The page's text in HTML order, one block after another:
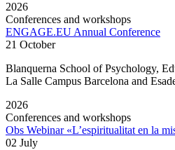
2026
Conferences and workshops
ENGAGE.EU Annual Conference
21 October
Blanquerna School of Psychology,
La Salle Campus Barcelona and
2026
Conferences and workshops
Obs Webinar «L’espiritualitat en la
02 July